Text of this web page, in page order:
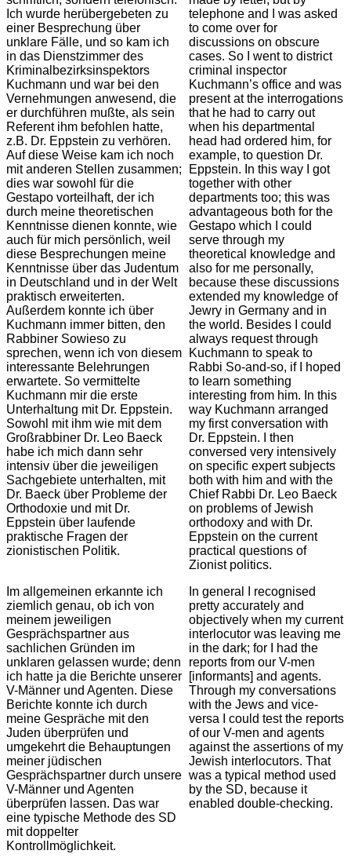
Ich wurde herübergebeten zu
einer Besprechung über
unklare Fälle, und so kam ich
in das Dienstzimmer des
Kriminalbezirksinspektors
Kuchmann und war bei den
Vernehmungen anwesend, die
er durchführen mußte, als sein
Referent ihm befohlen hatte,
z.B. Dr. Eppstein zu verhören.
Auf diese Weise kam ich noch
mit anderen Stellen zusammen;
dies war sowohl für die
Gestapo vorteilhaft, der ich
durch meine theoretischen
Kenntnisse dienen konnte, wie
auch für mich persönlich, weil
diese Besprechungen meine
Kenntnisse über das Judentum
in Deutschland und in der Welt
praktisch erweiterten.
Außerdem konnte ich über
Kuchmann immer bitten, den
Rabbiner Sowieso zu
sprechen, wenn ich von diesem
interessante Belehrungen
erwartete. So vermittelte
Kuchmann mir die erste
Unterhaltung mit Dr. Eppstein.
Sowohl mit ihm wie mit dem
Großrabbiner Dr. Leo Baeck
habe ich mich dann sehr
intensiv über die jeweiligen
Sachgebiete unterhalten, mit
Dr. Baeck über Probleme der
Orthodoxie und mit Dr.
Eppstein über laufende
praktische Fragen der
zionistischen Politik.
telephone and I was asked
to come over for
discussions on obscure
cases. So I went to district
criminal inspector
Kuchmann’s office and was
present at the interrogations
that he had to carry out
when his departmental
head had ordered him, for
example, to question Dr.
Eppstein. In this way I got
together with other
departments too; this was
advantageous both for the
Gestapo which I could
serve through my
theoretical knowledge and
also for me personally,
because these discussions
extended my knowledge of
Jewry in Germany and in
the world. Besides I could
always request through
Kuchmann to speak to
Rabbi So-and-so, if I hoped
to learn something
interesting from him. In this
way Kuchmann arranged
my first conversation with
Dr. Eppstein. I then
conversed very intensively
on specific expert subjects
both with him and with the
Chief Rabbi Dr. Leo Baeck
on problems of Jewish
orthodoxy and with Dr.
Eppstein on the current
practical questions of
Zionist politics.
Im allgemeinen erkannte ich
ziemlich genau, ob ich von
meinem jeweiligen
Gesprächspartner aus
sachlichen Gründen im
unklaren gelassen wurde; denn
ich hatte ja die Berichte unserer
V-Männer und Agenten. Diese
Berichte konnte ich durch
meine Gespräche mit den
Juden überprüfen und
umgekehrt die Behauptungen
meiner jüdischen
Gesprächspartner durch unsere
V-Männer und Agenten
überprüfen lassen. Das war
eine typische Methode des SD
mit doppelter
Kontrollmöglichkeit.
In general I recognised
pretty accurately and
objectively when my current
interlocutor was leaving me
in the dark; for I had the
reports from our V-men
[informants] and agents.
Through my conversations
with the Jews and vice-
versa I could test the reports
of our V-men and agents
against the assertions of my
Jewish interlocutors. That
was a typical method used
by the SD, because it
enabled double-checking.